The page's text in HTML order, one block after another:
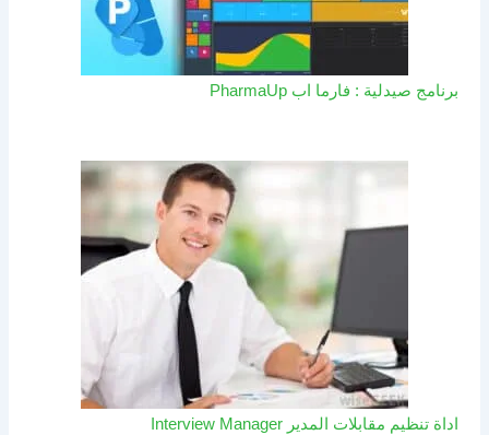
برنامج صيدلية : فارما اب PharmaUp​
اداة تنظيم مقابلات المدير Interview Manager